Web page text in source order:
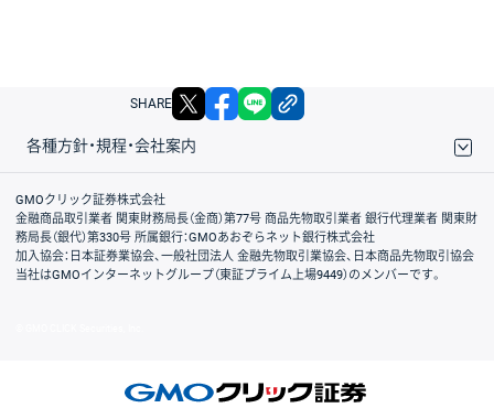
SHARE X facebook
各種方針・規程・会社案内
取引規程・約款
サイトマップ
その他のご案内
個人情報保護方針
最良執行方針
サイトのご利用について
ディスクレイマー
信託保全
リスク説明
会社案内
GMOクリック証券株式会社
金融商品取引業者 関東財務局長（金商）第77号 商品先物取引業者 銀行代理業者 関東財
務局長（銀代）第330号 所属銀行：GMOあおぞらネット銀行株式会社
加入協会：日本証券業協会、一般社団法人 金融先物取引業協会、日本商品先物取引協会
当社はGMOインターネットグループ（東証プライム上場9449）のメンバーです。